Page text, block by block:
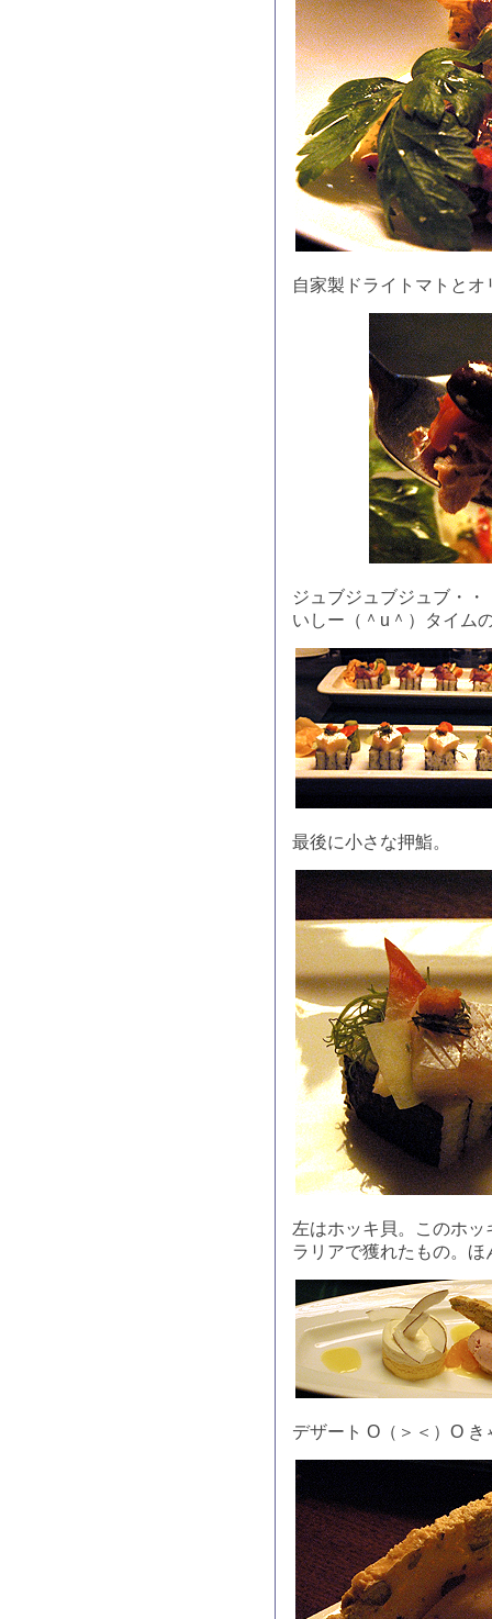
自家製ドライトマトとオ
ジュブジュブジュブ・
いしー（＾u＾）タイム
最後に小さな押鮨。
左はホッキ貝。このホ
ラリアで獲れたもの。
デザート O（＞＜）O